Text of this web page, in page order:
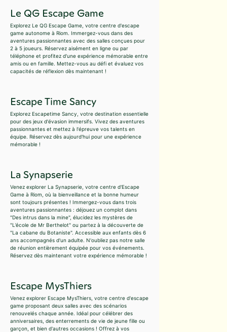
Le QG Escape Game
Explorez Le QG Escape Game, votre centre d'escape
game autonome à Riom. Immergez-vous dans des
aventures passionnantes avec des salles conçues pour
2 à 5 joueurs. Réservez aisément en ligne ou par
téléphone et profitez d'une expérience mémorable entre
amis ou en famille. Mettez-vous au défi et évaluez vos
capacités de réflexion dès maintenant !
Escape Time Sancy
Explorez Escapetime Sancy, votre destination essentielle
pour des jeux d'évasion immersifs. Vivez des aventures
passionnantes et mettez à l'épreuve vos talents en
équipe. Réservez dès aujourd'hui pour une expérience
mémorable !
La Synapserie
Venez explorer La Synapserie, votre centre d'Escape
Game à Riom, où la bienveillance et la bonne humeur
sont toujours présentes ! Immergez-vous dans trois
aventures passionnantes : déjouez un complot dans
"Des intrus dans la mine", élucidez les mystères de
"L’école de Mr Berthelot" ou partez à la découverte de
"La cabane du Botaniste". Accessible aux enfants dès 6
ans accompagnés d'un adulte. N'oubliez pas notre salle
de réunion entièrement équipée pour vos événements.
Réservez dès maintenant votre expérience mémorable !
Escape MysThiers
Venez explorer Escape MysThiers, votre centre d'escape
game proposant deux salles avec des scénarios
renouvelés chaque année. Idéal pour célébrer des
anniversaires, des enterrements de vie de jeune fille ou
garçon, et bien d'autres occasions ! Offrez à vos